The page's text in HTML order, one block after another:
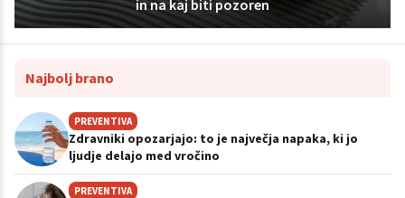
in na kaj biti pozoren
Najbolj brano
PREVENTIVA
Zdravniki opozarjajo: to je največja napaka, ki jo
ljudje delajo med vročino
PREVENTIVA